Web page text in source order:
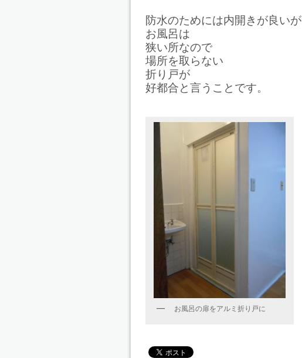
防水のためには内開きが良いが
お風呂は
狭い所なので
場所を取らない
折り戸が
好都合と言うことです。
お風呂の扉をアルミ折り戸に